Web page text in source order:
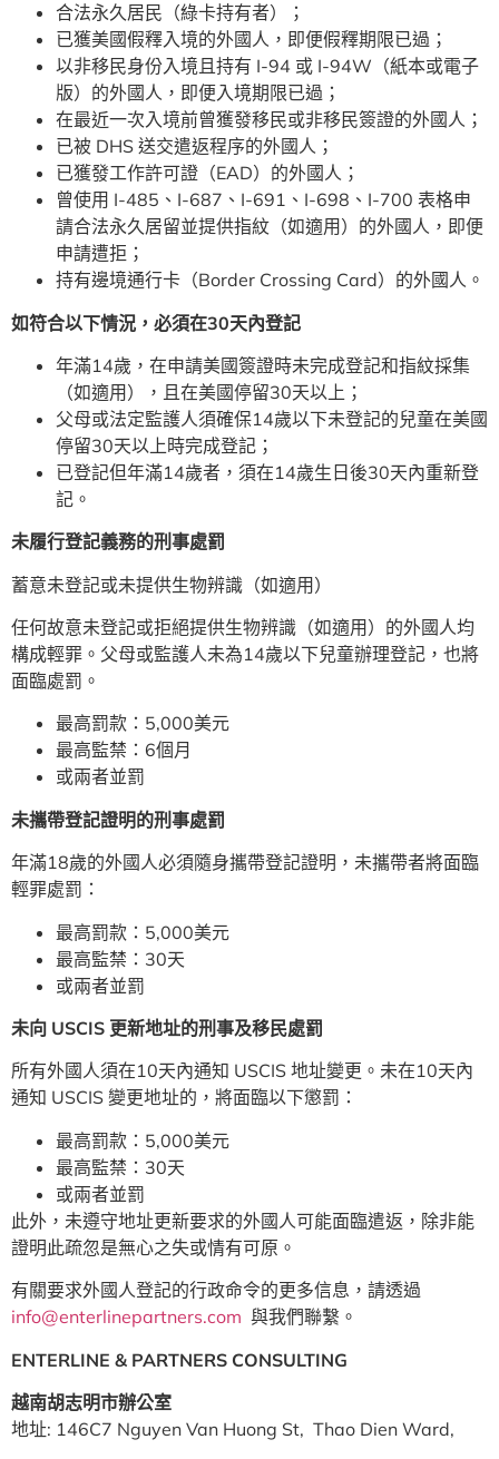
合法永久居民（綠卡持有者）；
已獲美國假釋入境的外國人，即便假釋期限已過；
以非移民身份入境且持有 I-94 或 I-94W（紙本或電子
版）的外國人，即便入境期限已過；
在最近一次入境前曾獲發移民或非移民簽證的外國人；
已被 DHS 送交遣返程序的外國人；
已獲發工作許可證（EAD）的外國人；
曾使用 I-485、I-687、I-691、I-698、I-700 表格申
請合法永久居留並提供指紋（如適用）的外國人，即便
申請遭拒；
持有邊境通行卡（Border Crossing Card）的外國人。
如符合以下情況，必須在30天內登記
年滿14歲，在申請美國簽證時未完成登記和指紋採集
（如適用），且在美國停留30天以上；
父母或法定監護人須確保14歲以下未登記的兒童在美國
停留30天以上時完成登記；
已登記但年滿14歲者，須在14歲生日後30天內重新登
記。
未履行登記義務的刑事處罰
蓄意未登記或未提供生物辨識（如適用）
任何故意未登記或拒絕提供生物辨識（如適用）的外國人均
構成輕罪。父母或監護人未為14歲以下兒童辦理登記，也將
面臨處罰。
最高罰款：5,000美元
最高監禁：6個月
或兩者並罰
未攜帶登記證明的刑事處罰
年滿18歲的外國人必須隨身攜帶登記證明，未攜帶者將面臨
輕罪處罰：
最高罰款：5,000美元
最高監禁：30天
或兩者並罰
未向 USCIS 更新地址的刑事及移民處罰
所有外國人須在10天內通知 USCIS 地址變更。未在10天內
通知 USCIS 變更地址的，將面臨以下懲罰：
最高罰款：5,000美元
最高監禁：30天
或兩者並罰
此外，未遵守地址更新要求的外國人可能面臨遣返，除非能
證明此疏忽是無心之失或情有可原。
有關要求外國人登記的行政命令的更多信息，請透過
info@enterlinepartners.com 與我們聯繫。
ENTERLINE & PARTNERS CONSULTING
越南胡志明市辦公室
地址: 146C7 Nguyen Van Huong St, Thao Dien Ward,